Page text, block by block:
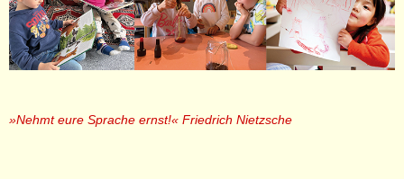
»Nehmt eure Sprache ernst!« Friedrich Nietzsche